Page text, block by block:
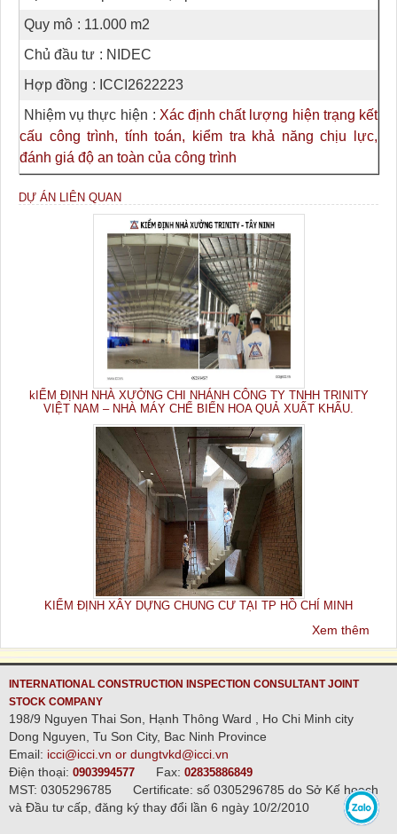
Quy mô : 11.000 m2
Chủ đầu tư : NIDEC
Hợp đồng : ICCI2622223
Nhiệm vụ thực hiện : Xác định chất lượng hiện trạng kết
cấu công trình, tính toán, kiểm tra khả năng chịu lực,
đánh giá độ an toàn của công trình
DỰ ÁN LIÊN QUAN
kIỂM ĐỊNH NHÀ XƯỞNG CHI NHÁNH CÔNG TY TNHH TRINITY
VIỆT NAM – NHÀ MÁY CHẾ BIẾN HOA QUẢ XUẤT KHẨU.
KIỂM ĐỊNH XÂY DỰNG CHUNG CƯ TẠI TP HỒ CHÍ MINH
Xem thêm
INTERNATIONAL CONSTRUCTION INSPECTION CONSULTANT JOINT
STOCK COMPANY
198/9 Nguyen Thai Son, Hạnh Thông Ward , Ho Chi Minh city
Dong Nguyen, Tu Son City, Bac Ninh Province
Email: icci@icci.vn or dungtvkd@icci.vn
Điện thoại: 0903994577 Fax: 02835886849
MST: 0305296785
Certificate: số 0305296785 do Sở Kế hoạch
và Đầu tư cấp, đăng ký thay đổi lần 6 ngày 10/2/2010